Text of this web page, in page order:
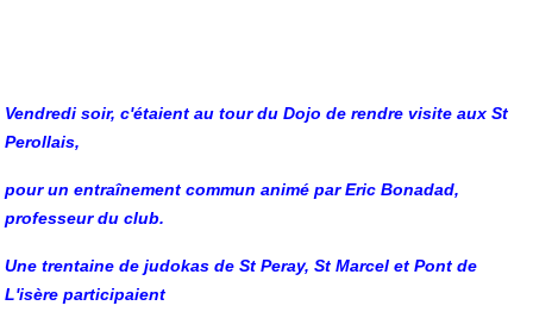
Vendredi soir, c'étaient au tour du Dojo de rendre visite aux St
Perollais,
pour un entraînement commun animé par Eric Bonadad,
professeur du club.
Une trentaine de judokas de St Peray, St Marcel et Pont de
L'isère participaient